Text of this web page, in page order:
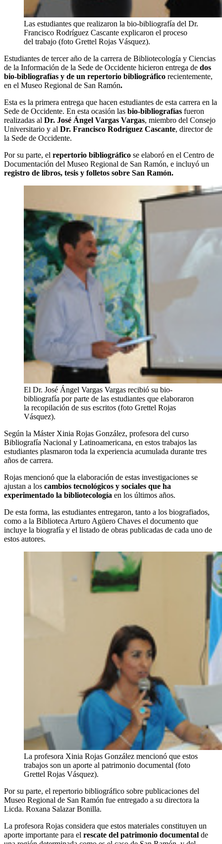
Las estudiantes que realizaron la bio-bibliografía del Dr.
Francisco Rodríguez Cascante explicaron el proceso
del trabajo (foto Grettel Rojas Vásquez).
Estudiantes de tercer año de la carrera de Bibliotecología y Ciencias
de la Información de la Sede de Occidente hicieron entrega de dos
bio-bibliografías y de un repertorio bibliográfico recientemente,
en el Museo Regional de San Ramón.
Esta es la primera entrega que hacen estudiantes de esta carrera en la
Sede de Occidente. En esta ocasión las bio-bibliografías fueron
realizadas al Dr. José Ángel Vargas Vargas, miembro del Consejo
Universitario y al Dr. Francisco Rodríguez Cascante, director de
la Sede de Occidente.
Por su parte, el repertorio bibliográfico se elaboró en el Centro de
Documentación del Museo Regional de San Ramón, e incluyó un
registro de libros, tesis y folletos sobre San Ramón.
El Dr. José Ángel Vargas Vargas recibió su bio-
bibliografía por parte de las estudiantes que elaboraron
la recopilación de sus escritos (foto Grettel Rojas
Vásquez).
Según la Máster Xinia Rojas González, profesora del curso
Bibliografía Nacional y Latinoamericana, en estos trabajos las
estudiantes plasmaron toda la experiencia acumulada durante tres
años de carrera.
Rojas mencionó que la elaboración de estas investigaciones se
ajustan a los cambios tecnológicos y sociales que ha
experimentado la bibliotecología en los últimos años.
De esta forma, las estudiantes entregaron, tanto a los biografiados,
como a la Biblioteca Arturo Agüero Chaves el documento que
incluye la biografía y el listado de obras publicadas de cada uno de
estos autores.
La profesora Xinia Rojas González mencionó que estos
trabajos son un aporte al patrimonio documental (foto
Grettel Rojas Vásquez).
Por su parte, el repertorio bibliográfico sobre publicaciones del
Museo Regional de San Ramón fue entregado a su directora la
Licda. Roxana Salazar Bonilla.
La profesora Rojas considera que estos materiales constituyen un
aporte importante para el rescate del patrimonio documental de